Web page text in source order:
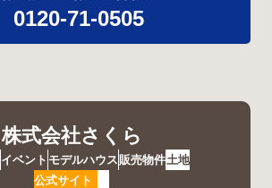
0120-71-0505
株式会社さくら
イベント モデルハウス販売物件土地
公式サイト